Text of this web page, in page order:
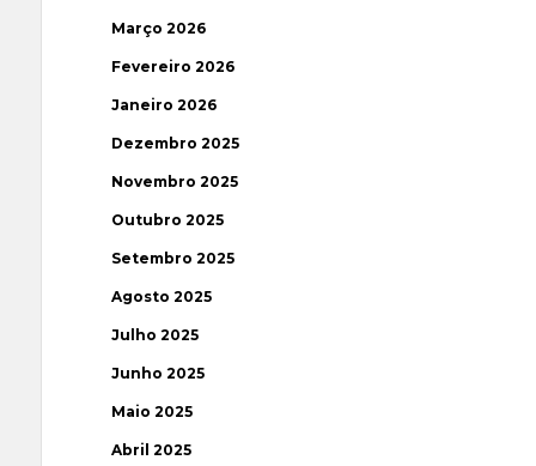
Março 2026
Fevereiro 2026
Janeiro 2026
Dezembro 2025
Novembro 2025
Outubro 2025
Setembro 2025
Agosto 2025
Julho 2025
Junho 2025
Maio 2025
Abril 2025